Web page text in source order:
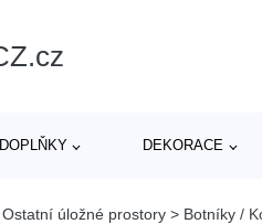
DEKORACE
úložné prostory > Botníky /